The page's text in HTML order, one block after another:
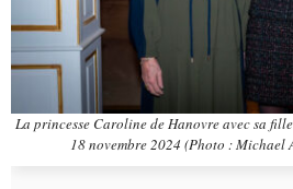
La princesse Caroline de Hanovre avec sa
18 novembre 2024 (Photo :